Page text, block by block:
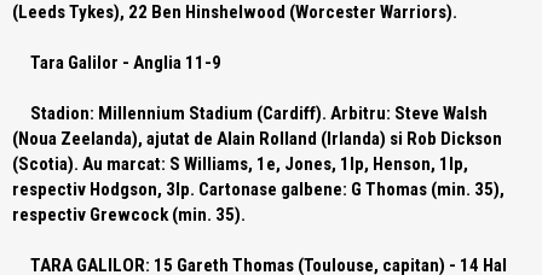
(Leeds Tykes), 22 Ben Hinshelwood (Worcester Warriors).
Tara Galilor - Anglia 11-9
Stadion: Millennium Stadium (Cardiff). Arbitru: Steve Walsh
(Noua Zeelanda), ajutat de Alain Rolland (Irlanda) si Rob Dickson
(Scotia). Au marcat: S Williams, 1e, Jones, 1lp, Henson, 1lp,
respectiv Hodgson, 3lp. Cartonase galbene: G Thomas (min. 35),
respectiv Grewcock (min. 35).
TARA GALILOR: 15 Gareth Thomas (Toulouse, capitan) - 14 Hal